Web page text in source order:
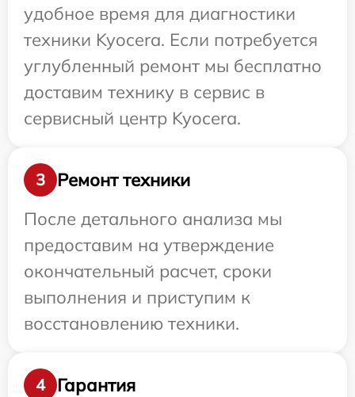
удобное время для диагностики
техники Kyocera. Если потребуется
углубленный ремонт мы бесплатно
доставим технику в сервис в
сервисный центр Kyocera.
3
Ремонт техники
После детального анализа мы
предоставим на утверждение
окончательный расчет, сроки
выполнения и приступим к
восстановлению техники.
4
Гарантия